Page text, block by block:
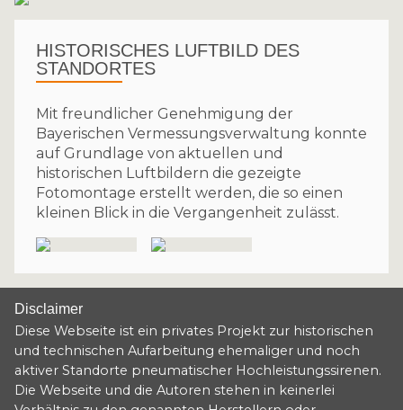
HISTORISCHES LUFTBILD DES
STANDORTES
Mit freundlicher Genehmigung der
Bayerischen Vermessungsverwaltung konnte
auf Grundlage von aktuellen und
historischen Luftbildern die gezeigte
Fotomontage erstellt werden, die so einen
kleinen Blick in die Vergangenheit zulässt.
Disclaimer
Diese Webseite ist ein privates Projekt zur historischen
und technischen Aufarbeitung ehemaliger und noch
aktiver Standorte pneumatischer Hochleistungssirenen.
Die Webseite und die Autoren stehen in keinerlei